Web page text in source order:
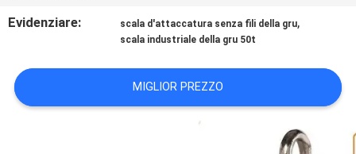
CHIEDI UN
Evidenziare: scala d'attaccatura senza fili della gru,
scala industriale della gru 50t
MIGLIOR PREZZO